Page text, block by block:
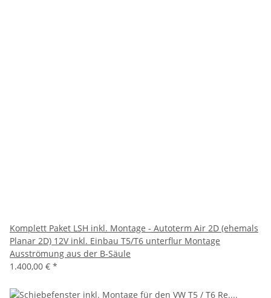
Komplett Paket LSH inkl. Montage - Autoterm Air 2D (ehemals
Planar 2D) 12V inkl. Einbau T5/T6 unterflur Montage
Ausströmung aus der B-Säule
1.400,00 € *